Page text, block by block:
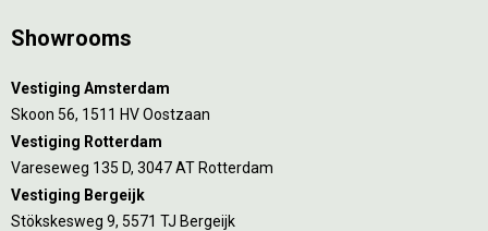
Showrooms
Vestiging Amsterdam
Skoon 56, 1511 HV Oostzaan
Vestiging Rotterdam
Vareseweg 135 D, 3047 AT Rotterdam
Vestiging Bergeijk
Stökskesweg 9, 5571 TJ Bergeijk